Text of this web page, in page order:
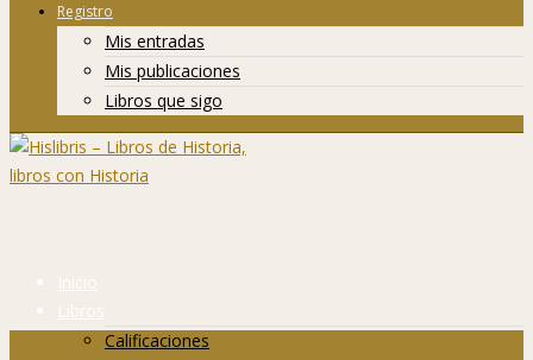
Registro
Mis entradas
Mis publicaciones
Libros que sigo
Inicio
Libros
Calificaciones